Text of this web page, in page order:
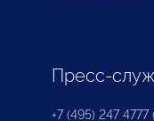
Пресс-
+7 (495) 247 4777